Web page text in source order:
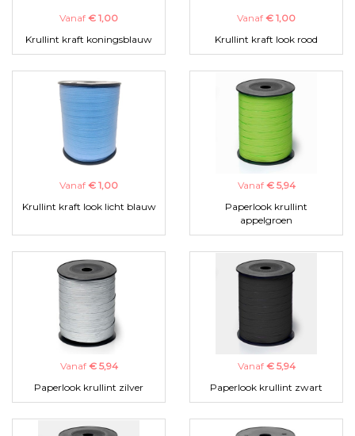
Vanaf € 1,00
Krullint kraft koningsblauw
Vanaf € 1,00
Krullint kraft look rood
Vanaf € 1,00
Krullint kraft look licht blauw
Vanaf € 5,94
Paperlook krullint
appelgroen
Vanaf € 5,94
Paperlook krullint zilver
Vanaf € 5,94
Paperlook krullint zwart